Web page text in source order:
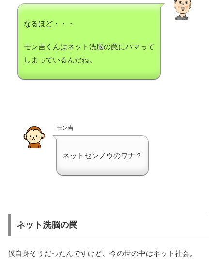
なるほど・・・
モン吉くんはネット洗脳の罠にハマって
しまっているんだね。
モン吉
ネットセンノウのワナ？
ネット洗脳の罠
僕自身そうだったんですけど、今の世の中はネット社会。